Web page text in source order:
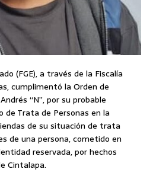
(FGE), a través de la Fiscalía
cumplimentó la Orden de
“N”, por su probable
de Trata de Personas en la
de su situación de trata
de una persona, cometido en
reservada, por hechos
Cintalapa.